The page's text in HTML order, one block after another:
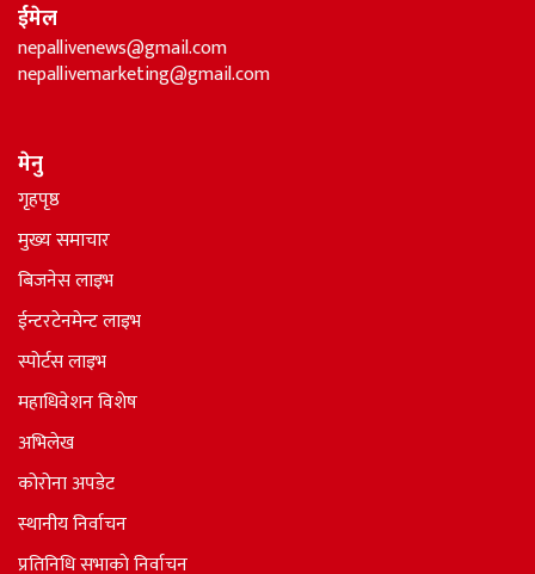
ईमेल
nepallivenews@gmail.com
nepallivemarketing@gmail.com
मेनु
गृहपृष्ठ
मुख्य समाचार
बिजनेस लाइभ
ईन्टरटेनमेन्ट लाइभ
स्पोर्टस लाइभ
महाधिवेशन विशेष
अभिलेख
कोरोना अपडेट
स्थानीय निर्वाचन
प्रतिनिधि सभाकाे निर्वाचन